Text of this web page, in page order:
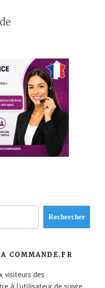
Rechercher
COMMANDE.FR
visiteurs des